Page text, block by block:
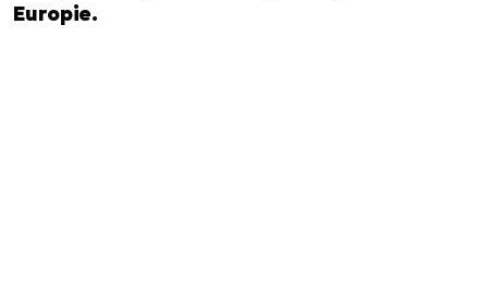
Europie.